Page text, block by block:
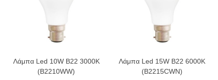
Λάμπα Led 10W B22 3000K
(B2210WW)
Λάμπα Led 15W B22 6000K
(B2215CWN)